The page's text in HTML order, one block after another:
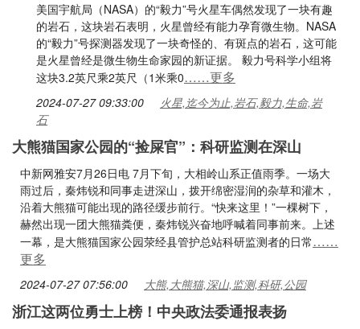
美国宇航局（NASA）的“毅力”号火星车偶然发现了一块有趣
的岩石，这块岩石表明，火星曾经有能力孕育微生物。NASA
的“毅力”号探测器发现了一块奇怪的、有斑点的岩石，这可能
是火星曾经是微生物生命家园的新证据。 毅力号科学小组将
这块3.2英尺乘2英尺（1米乘0……更多
2024-07-27 09:33:00
火星,迄今为止,岩石,毅力,生命,岩
石
大熊猫国家公园的“捡屎官”：科研监测在深山
中新网雅安7月26日电 7月下旬，大相岭山系正值雨季。一场大
雨过后，秦炜锐和同事走进深山，拨开绵密湿润的杂草和灌木，
沿着大熊猫可能出现的路径缓步前行。“快来这里！”一棵树下，
赫然出现一团大熊猫粪便，秦炜锐兴奋地呼喊着同事前来。上述
一幕，是大熊猫国家公园荥经县管护总站科研监测者的日常……
更多
2024-07-27 07:56:00 大熊,大熊猫,深山,监测,科研,公园
浙江这两位勇士上榜！中央政法委通报表扬